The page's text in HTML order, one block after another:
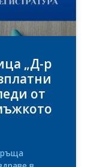
„Д-р
от